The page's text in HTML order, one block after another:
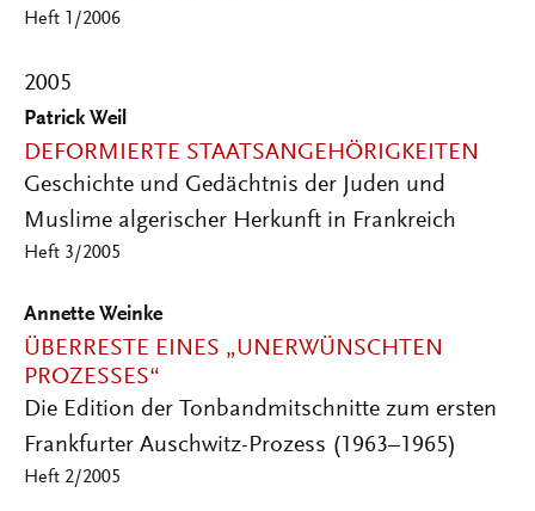
Heft 1/2006
2005
Patrick Weil
DEFORMIERTE STAATSANGEHÖRIGKEITEN
Geschichte und Gedächtnis der Juden und
Muslime algerischer Herkunft in Frankreich
Heft 3/2005
Annette Weinke
ÜBERRESTE EINES „UNERWÜNSCHTEN
PROZESSES“
Die Edition der Tonbandmitschnitte zum ersten
Frankfurter Auschwitz-Prozess (1963–1965)
Heft 2/2005